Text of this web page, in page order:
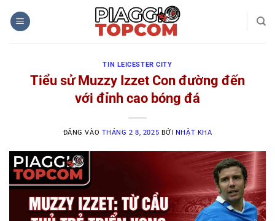
qua
TIN LEICESTER CITY
Tiểu sử Muzzy Izzet Con đường đến
với đỉnh cao bóng đá
ĐĂNG VÀO THÁNG 2 8, 2025 BỞI NHẬT KHA